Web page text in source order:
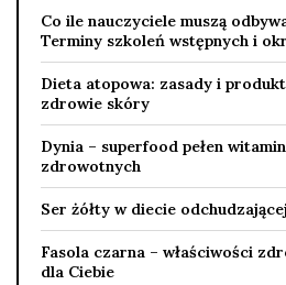
Co ile nauczyciele muszą
Terminy szkoleń wstępnych i
Dieta atopowa: zasady i
zdrowie skóry
Dynia – superfood pełen
zdrowotnych
Ser żółty w diecie
Fasola czarna – właściwości
dla Ciebie